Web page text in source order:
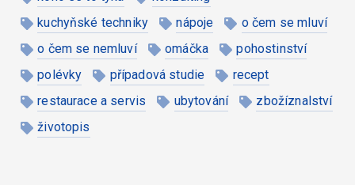
kuchyňské techniky
nápoje
o čem se mluví
o čem se nemluví
omáčka
pohostinství
polévky
případová studie
recept
restaurace a servis
ubytování
zbožíznalství
životopis